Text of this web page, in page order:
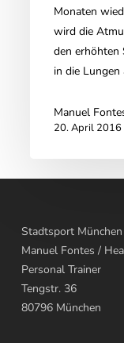
Monaten
wird die
den
in die
Manuel
20. April 2016
Stadtsport München
Manuel Fontes /
Personal Trainer
Tengstr. 36
80796 München